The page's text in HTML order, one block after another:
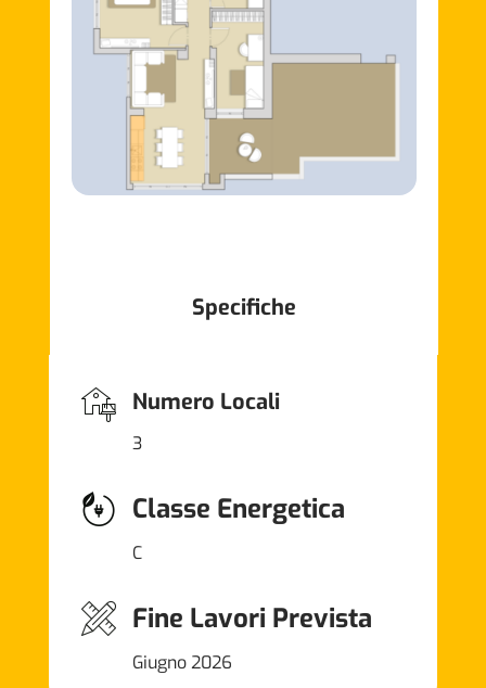
Specifiche
Numero Locali
3
Classe Energetica
C
Fine Lavori Prevista
Giugno 2026